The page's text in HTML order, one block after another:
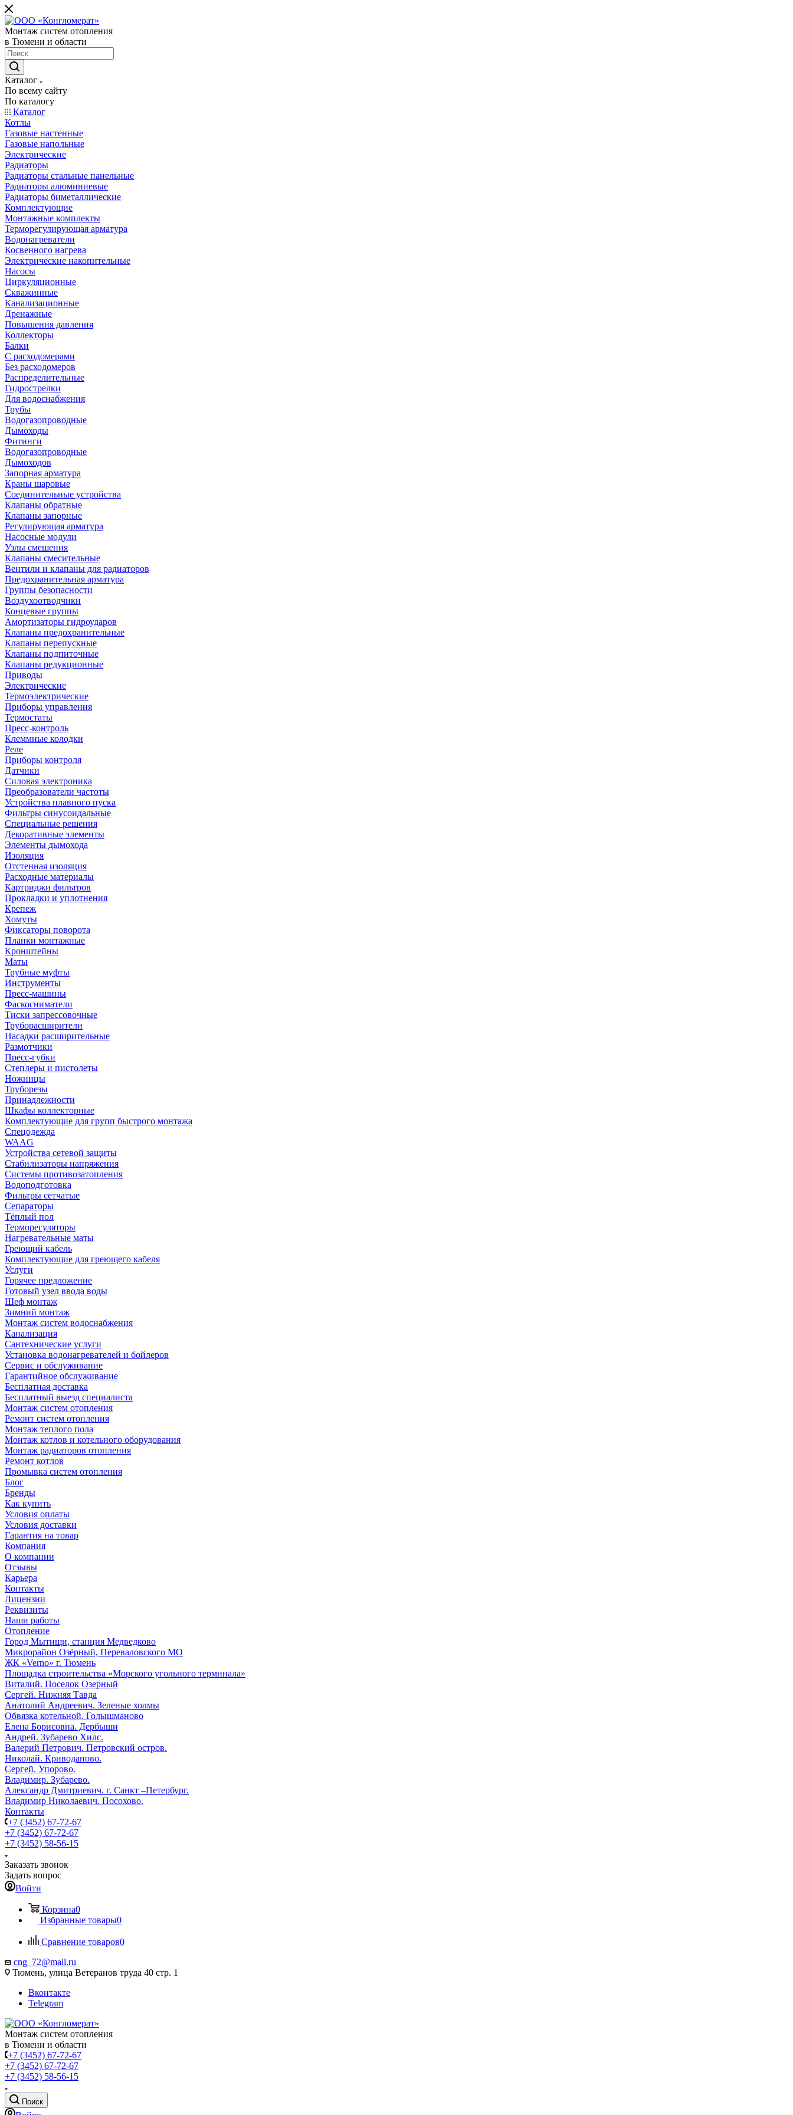
Монтаж систем отопления
в Тюмени и области
Каталог
По всему сайту
По каталогу
Каталог
Котлы
Газовые настенные
Газовые напольные
Электрические
Радиаторы
Радиаторы стальные панельные
Радиаторы алюминиевые
Радиаторы биметаллические
Комплектующие
Монтажные комплекты
Терморегулирующая арматура
Водонагреватели
Косвенного нагрева
Электрические накопительные
Насосы
Циркуляционные
Скважинные
Канализационные
Дренажные
Повышения давления
Коллекторы
Балки
С расходомерами
Без расходомеров
Распределительные
Гидрострелки
Для водоснабжения
Трубы
Водогазопроводные
Дымоходы
Фитинги
Водогазопроводные
Дымоходов
Запорная арматура
Краны шаровые
Соединительные устройства
Клапаны обратные
Клапаны запорные
Регулирующая арматура
Насосные модули
Узлы смешения
Клапаны смесительные
Вентили и клапаны для радиаторов
Предохранительная арматура
Группы безопасности
Воздухоотводчики
Концевые группы
Амортизаторы гидроударов
Клапаны предохранительные
Клапаны перепускные
Клапаны подпиточные
Клапаны редукционные
Приводы
Электрические
Термоэлектрические
Приборы управления
Термостаты
Пресс-контроль
Клеммные колодки
Реле
Приборы контроля
Датчики
Силовая электроника
Преобразователи частоты
Устройства плавного пуска
Фильтры синусоидальные
Специальные решения
Декоративные элементы
Элементы дымохода
Изоляция
Отстенная изоляция
Расходные материалы
Картриджи фильтров
Прокладки и уплотнения
Крепеж
Хомуты
Фиксаторы поворота
Планки монтажные
Кронштейны
Маты
Трубные муфты
Инструменты
Пресс-машины
Фаскосниматели
Тиски запрессовочные
Труборасширители
Насадки расширительные
Размотчики
Пресс-губки
Степлеры и пистолеты
Ножницы
Труборезы
Принадлежности
Шкафы коллекторные
Комплектующие для групп быстрого монтажа
Спецодежда
WAAG
Устройства сетевой защиты
Стабилизаторы напряжения
Системы противозатопления
Водоподготовка
Фильтры сетчатые
Сепараторы
Тёплый пол
Терморегуляторы
Нагревательные маты
Греющий кабель
Комплектующие для греющего кабеля
Услуги
Горячее предложение
Готовый узел ввода воды
Шеф монтаж
Зимний монтаж
Монтаж систем водоснабжения
Канализация
Сантехнические услуги
Установка водонагревателей и бойлеров
Сервис и обслуживание
Гарантийное обслуживание
Бесплатная доставка
Бесплатный выезд специалиста
Монтаж систем отопления
Ремонт систем отопления
Монтаж теплого пола
Монтаж котлов и котельного оборудования
Монтаж радиаторов отопления
Ремонт котлов
Промывка систем отопления
Блог
Бренды
Как купить
Условия оплаты
Условия доставки
Гарантия на товар
Компания
О компании
Отзывы
Карьера
Контакты
Лицензии
Реквизиты
Наши работы
Отопление
Город Мытищи, станция Медведково
Микрорайон Озёрный, Переваловского МО
ЖК «Verno» г. Тюмень
Площадка строительства «Морского угольного терминала»
Виталий. Поселок Озерный
Сергей. Нижняя Тавда
Анатолий Андреевич. Зеленые холмы
Обвязка котельной. Голышманово
Елена Борисовна. Дербыши
Андрей. Зубарево Хилс.
Валерий Петрович. Петровский остров.
Николай. Криводаново.
Сергей. Упорово.
Владимир. Зубарево.
Александр Дмитриевич. г. Санкт –Петербург.
Владимир Николаевич. Посохово.
Контакты
+7 (3452) 67-72-67
+7 (3452) 67-72-67
+7 (3452) 58-56-15
Заказать звонок
Задать вопрос
Войти
Корзина0
Избранные товары0
Сравнение товаров0
cng_72@mail.ru
Тюмень, улица Ветеранов труда 40 стр. 1
Вконтакте
Telegram
Монтаж систем отопления
в Тюмени и области
+7 (3452) 67-72-67
+7 (3452) 67-72-67
+7 (3452) 58-56-15
Поиск